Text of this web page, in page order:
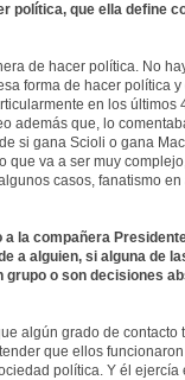
política, que ella define
de hacer política. No
forma de hacer política
en los últimos
además que, lo
si gana Scioli o gana
que va a ser muy
casos, fanatismo
la compañera
a alguien, si alguna de
o son decisiones
algún grado de
que ellos
política. Y él